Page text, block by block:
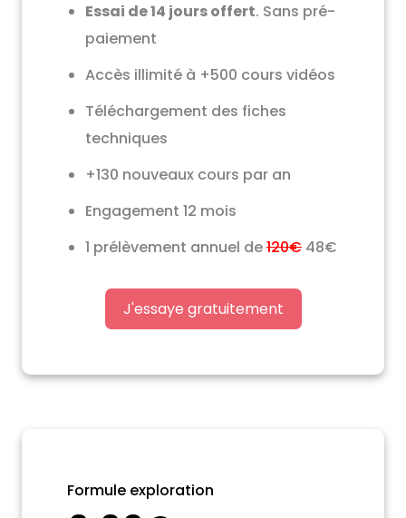
Essai de 14 jours offert. Sans pré-
paiement
Accès illimité à +500 cours vidéos
Téléchargement des fiches
techniques
+130 nouveaux cours par an
Engagement 12 mois
1 prélèvement annuel de120€ 48€
J'essaye gratuitement
Formule exploration